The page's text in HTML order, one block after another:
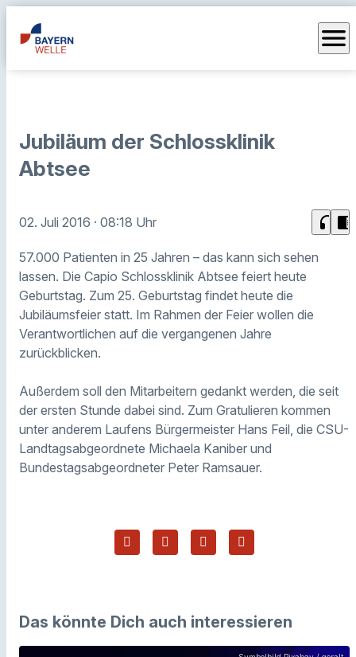
menu
Jubiläum der Schlossklinik
Abtsee
02. Juli 2016 · 08:18 Uhr headphones chrome_reader_mode
57.000 Patienten in 25 Jahren – das kann sich sehen
lassen. Die Capio Schlossklinik Abtsee feiert heute
Geburtstag. Zum 25. Geburtstag findet heute die
Jubiläumsfeier statt. Im Rahmen der Feier wollen die
Verantwortlichen auf die vergangenen Jahre
zurückblicken.
Außerdem soll den Mitarbeitern gedankt werden, die seit
der ersten Stunde dabei sind. Zum Gratulieren kommen
unter anderem Laufens Bürgermeister Hans Feil, die CSU-
Landtagsabgeordnete Michaela Kaniber und
Bundestagsabgeordneter Peter Ramsauer.
Das könnte Dich auch interessieren